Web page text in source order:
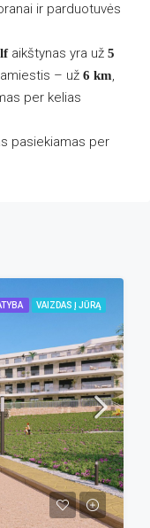
ir parduotuvės
aikštynas yra už 5
– už 6 km,
per kelias
pasiekiamas per
VAIZDAS Į JŪRĄ